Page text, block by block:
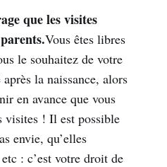
que les visites
Vous êtes libres
le souhaitez de votre
la naissance, alors
en avance que vous
visites ! Il est possible
envie, qu’elles
: c’est votre droit de